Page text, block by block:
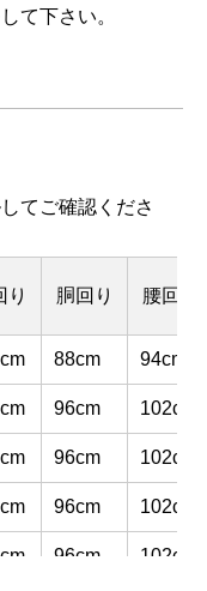
て下さい。
てご確認くださ
り 胴回り 腰回り
88cm 94cm
96cm 102cm
96cm 102cm
96cm 102cm
96cm 102cm